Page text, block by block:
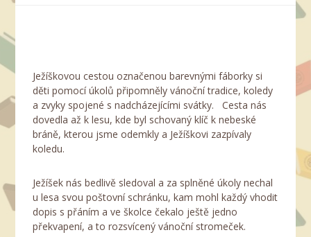
Ježíškovou cestou označenou barevnými fáborky si
děti pomocí úkolů připomněly vánoční tradice, koledy
a zvyky spojené s nadcházejícími svátky. Cesta nás
dovedla až k lesu, kde byl schovaný klíč k nebeské
bráně, kterou jsme odemkly a Ježíškovi zazpívaly
koledu.
Ježíšek nás bedlivě sledoval a za splněné úkoly nechal
u lesa svou poštovní schránku, kam mohl každý vhodit
dopis s přáním a ve školce čekalo ještě jedno
překvapení, a to rozsvícený vánoční stromeček.